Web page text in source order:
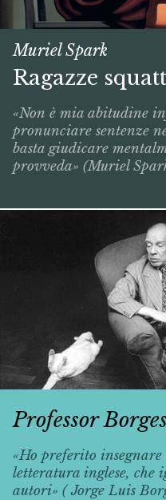
Muriel Spark
Ragazze
«Non è mia abitudine
pronunciare sentenze
basta giudicare
provveda» (Muriel
Professor Borges
«Ho preferito
letteratura inglese, che
autori» ( Jorge Luis